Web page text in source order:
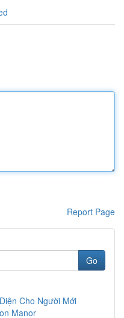
Report Page
Go
Cho Người Mới
Manor